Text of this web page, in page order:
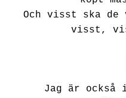
Och visst ska
visst,
Jag är också